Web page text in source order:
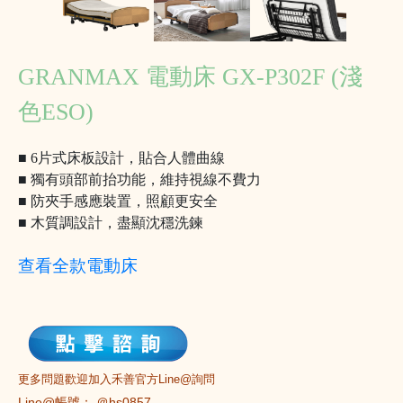
GRANMAX 電動床 GX-P302F (淺
色ESO)
■ 6片式床板設計，貼合人體曲線
■ 獨有頭部前抬功能，維持視線不費力
■ 防夾手感應裝置，照顧更安全
■ 木質調設計，盡顯沈穩洗鍊
查看全款電動床
更多問題歡迎加入禾善官方Line@詢問